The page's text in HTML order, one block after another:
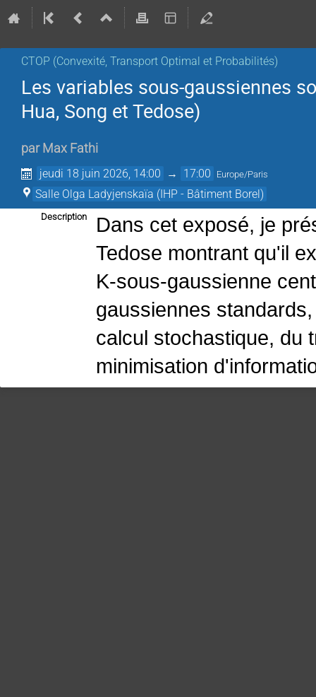
CTOP (Convexité, Transport Optimal et Probabilités)
Les variables sous-gaussiennes
Hua, Song et Tedose)
par Max Fathi
jeudi 18 juin 2026, 14:00 → 17:00 Europe/Paris
Salle Olga Ladyjenskaïa (IHP - Bâtiment Borel)
Description
Dans cet exposé, je
Tedose montrant qu'il
K-sous-gaussienne
gaussiennes
calcul stochastique, du
minimisation